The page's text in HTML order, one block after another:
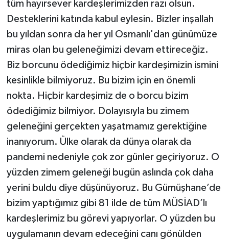
tüm hayırsever kardeşlerimizden razı olsun.
Desteklerini katında kabul eylesin. Bizler inşallah
bu yıldan sonra da her yıl Osmanlı'dan günümüze
miras olan bu geleneğimizi devam ettireceğiz.
Biz borcunu ödediğimiz hiçbir kardeşimizin ismini
kesinlikle bilmiyoruz. Bu bizim için en önemli
nokta. Hiçbir kardeşimiz de o borcu bizim
ödediğimiz bilmiyor. Dolayısıyla bu zimem
geleneğini gerçekten yaşatmamız gerektiğine
inanıyorum. Ülke olarak da dünya olarak da
pandemi nedeniyle çok zor günler geçiriyoruz. O
yüzden zimem geleneği bugün aslında çok daha
yerini buldu diye düşünüyoruz. Bu Gümüşhane’de
bizim yaptığımız gibi 81 ilde de tüm MÜSİAD’lı
kardeşlerimiz bu görevi yapıyorlar. O yüzden bu
uygulamanın devam edeceğini canı gönülden